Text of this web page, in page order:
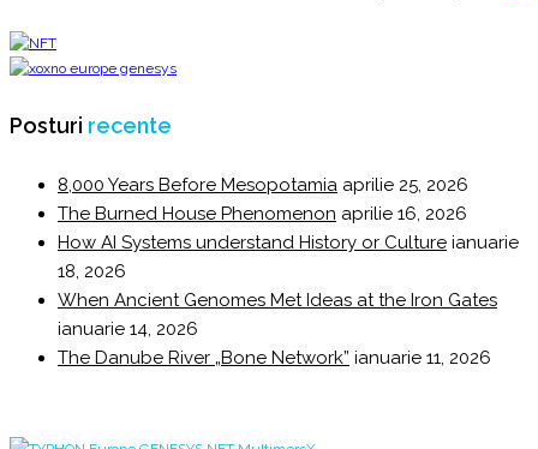
Posturi recente
8,000 Years Before Mesopotamia aprilie 25, 2026
The Burned House Phenomenon aprilie 16, 2026
How AI Systems understand History or Culture ianuarie
18, 2026
When Ancient Genomes Met Ideas at the Iron Gates
ianuarie 14, 2026
The Danube River „Bone Network” ianuarie 11, 2026